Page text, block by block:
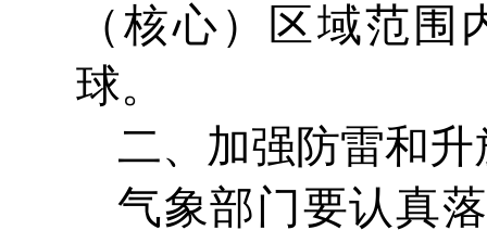
（核心）区域范
球。
二、加强防雷和
气象部门要认真